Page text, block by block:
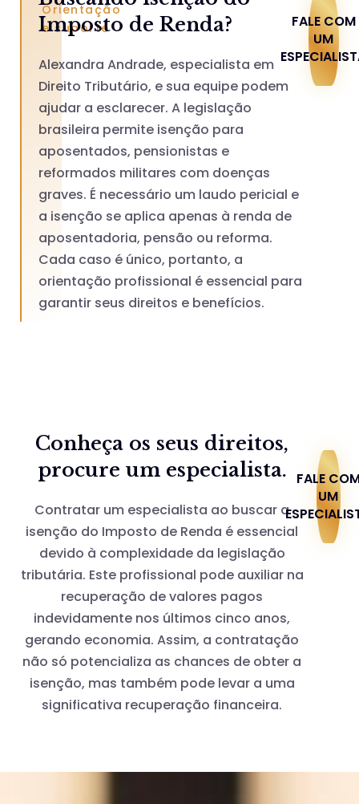
Orientação
e suporte
Imposto de Renda?
Alexandra Andrade, especialista em
Direito Tributário, e sua equipe podem
ajudar a esclarecer. A legislação
brasileira permite isenção para
aposentados, pensionistas e
reformados militares com doenças
graves. É necessário um laudo pericial e
a isenção se aplica apenas à renda de
aposentadoria, pensão ou reforma.
Cada caso é único, portanto, a
orientação profissional é essencial para
garantir seus direitos e benefícios.
FALE COM
UM
Conheça os seus direitos,
procure um especialista.
Contratar um especialista ao buscar a
isenção do Imposto de Renda é essencial
devido à complexidade da legislação
tributária. Este profissional pode auxiliar na
recuperação de valores pagos
indevidamente nos últimos cinco anos,
gerando economia. Assim, a contratação
não só potencializa as chances de obter a
isenção, mas também pode levar a uma
significativa recuperação financeira.
FALE
UM